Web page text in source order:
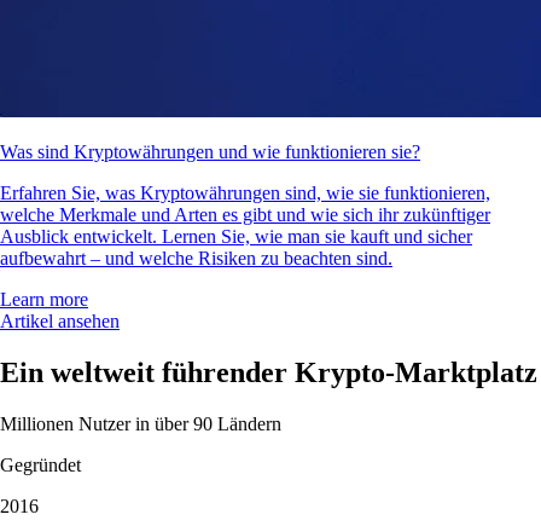
Was sind Kryptowährungen und wie funktionieren sie?
Erfahren Sie, was Kryptowährungen sind, wie sie funktionieren,
welche Merkmale und Arten es gibt und wie sich ihr zukünftiger
Ausblick entwickelt. Lernen Sie, wie man sie kauft und sicher
aufbewahrt – und welche Risiken zu beachten sind.
Learn more
Artikel ansehen
Ein weltweit führender Krypto-Marktplatz
Millionen Nutzer in über 90 Ländern
Gegründet
2016